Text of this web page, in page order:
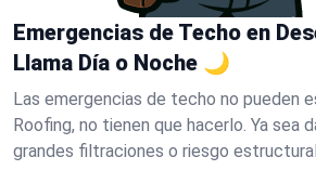
Emergencias de Techo en
Llama Día o Noche 🌙
Las emergencias de techo no pueden
Roofing, no tienen que hacerlo. Ya sea
grandes filtraciones o riesgo